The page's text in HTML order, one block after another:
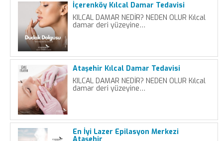
İçerenköy Kılcal Damar Tedavisi
KILCAL DAMAR NEDİR? NEDEN OLUR Kılcal
damar deri yüzeyine…
Ataşehir Kılcal Damar Tedavisi
KILCAL DAMAR NEDİR? NEDEN OLUR Kılcal
damar deri yüzeyine…
En İyi Lazer Epilasyon Merkezi